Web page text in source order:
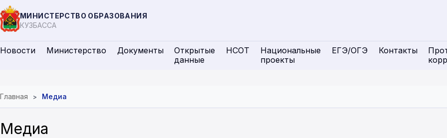
МИНИСТЕРСТВО ОБРАЗОВАНИЯ
КУЗБАССА
Новости Министерство Документы
Открытые
данные
НСОТ
Национальные
проекты
ЕГЭ/ОГЭ Контакты
Главная Медиа
Медиа